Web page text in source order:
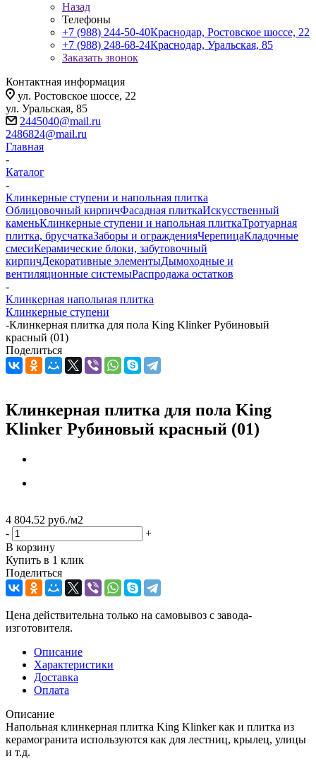
Назад
Телефоны
+7 (988) 244-50-40Краснодар, Ростовское шоссе, 22
+7 (988) 248-68-24Краснодар, Уральская, 85
Заказать звонок
Контактная информация
ул. Ростовское шоссе, 22
ул. Уральская, 85
2445040@mail.ru
2486824@mail.ru
Главная
-
Каталог
-
Клинкерные ступени и напольная плитка
Облицовочный кирпичФасадная плиткаИскусственный
каменьКлинкерные ступени и напольная плиткаТротуарная
плитка, брусчаткаЗаборы и огражденияЧерепицаКладочные
смесиКерамические блоки, забутовочный
кирпичДекоративные элементыДымоходные и
вентиляционные системыРаспродажа остатков
-
Клинкерная напольная плитка
Клинкерные ступени
-Клинкерная плитка для пола King Klinker Рубиновый
красный (01)
Поделиться
Клинкерная плитка для пола King
Klinker Рубиновый красный (01)
4 804.52 руб./м2
-
+
В корзину
Купить в 1 клик
Поделиться
Цена действительна только на самовывоз с завода-
изготовителя.
Описание
Характеристики
Доставка
Оплата
Описание
Напольная клинкерная плитка King Klinker как и плитка из
керамогранита используются как для лестниц, крылец, улицы
и т.д.